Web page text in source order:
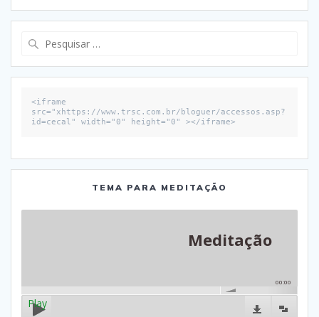
<iframe
src="xhttps://www.trsc.com.br/bloguer/accessos.asp?
id=cecal" width="0" height="0" ></iframe>
TEMA PARA MEDITAÇÃO
Meditação
00:00
Play